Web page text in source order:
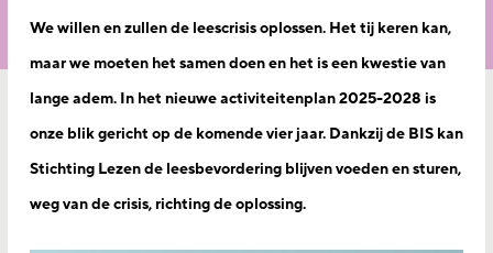
We willen en zullen de leescrisis oplossen. Het tij keren kan,
maar we moeten het samen doen en het is een kwestie van
lange adem. In het nieuwe activiteitenplan 2025-2028 is
onze blik gericht op de komende vier jaar. Dankzij de BIS kan
Stichting Lezen de leesbevordering blijven voeden en sturen,
weg van de crisis, richting de oplossing.